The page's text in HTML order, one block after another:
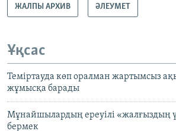
ЖАЛПЫ АРХИВ ӘЛЕУМЕТ
Ұқсас
Теміртауда көп оралман жартымсыз
жұмысқа барады
Мұнайшылардың ереуілі «жалғыздың
бермек